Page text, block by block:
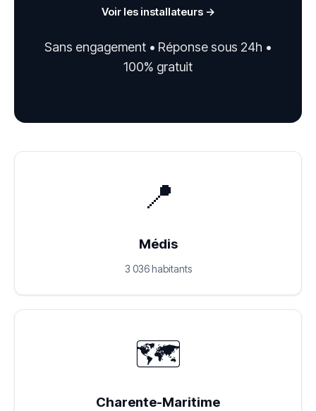
Voir les installateurs →
Sans engagement • Réponse sous 24h •
100% gratuit
📍
Médis
3 036 habitants
🗺️
Charente-Maritime